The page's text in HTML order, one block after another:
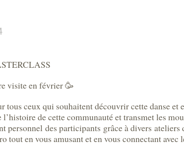
visite en février 🥳
tous ceux qui souhaitent découvrir cette danse
de cette communauté et transmet les
personnel des participants grâce à divers
en vous amusant et en vous connectant avec